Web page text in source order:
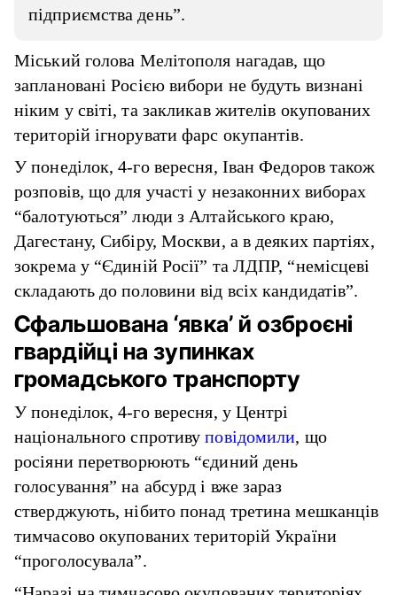
підприємства день”.
Міський голова Мелітополя нагадав, що
заплановані Росією вибори не будуть визнані
ніким у світі, та закликав жителів окупованих
територій ігнорувати фарс окупантів.
У понеділок, 4-го вересня, Іван Федоров також
розповів, що для участі у незаконних виборах
“балотуються” люди з Алтайського краю,
Дагестану, Сибіру, Москви, а в деяких партіях,
зокрема у “Єдиній Росії” та ЛДПР, “немісцеві
складають до половини від всіх кандидатів”.
Сфальшована ‘явка’ й озброєні
гвардійці на зупинках
громадського транспорту
У понеділок, 4-го вересня, у Центрі
національного спротивуповідомили, що
росіяни перетворюють “єдиний день
голосування” на абсурд і вже зараз
стверджують, нібито понад третина мешканців
тимчасово окупованих територій України
“проголосувала”.